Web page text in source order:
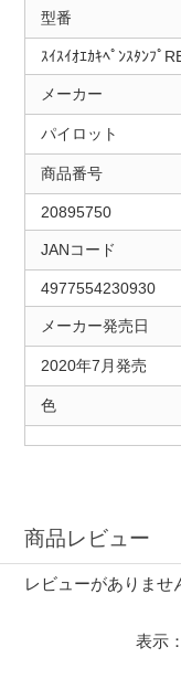
型番
ｽｲｽｲｵｴｶｷﾍﾟﾝｽﾀﾝﾌﾟ
メーカー
パイロット
商品番号
20895750
JANコード
4977554230930
メーカー発売日
2020年7月発売
色
商品レビュー
レビューがありませ
表示